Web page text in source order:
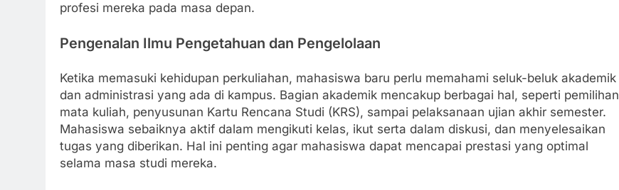
profesi mereka pada masa depan.
Pengenalan Ilmu Pengetahuan dan Pengelolaan
Ketika memasuki kehidupan perkuliahan, mahasiswa baru perlu memahami seluk-beluk akademik
dan administrasi yang ada di kampus. Bagian akademik mencakup berbagai hal, seperti pemilihan
mata kuliah, penyusunan Kartu Rencana Studi (KRS), sampai pelaksanaan ujian akhir semester.
Mahasiswa sebaiknya aktif dalam mengikuti kelas, ikut serta dalam diskusi, dan menyelesaikan
tugas yang diberikan. Hal ini penting agar mahasiswa dapat mencapai prestasi yang optimal
selama masa studi mereka.